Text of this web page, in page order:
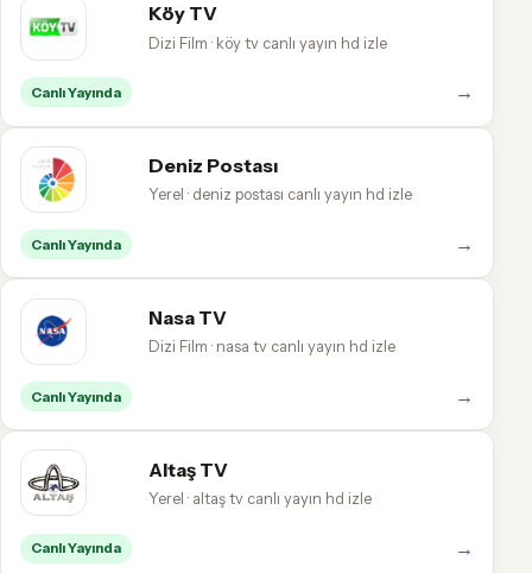
Köy TV
Dizi Film · köy tv canlı yayın hd izle
Canlı Yayında →
Deniz Postası
Yerel · deniz postası canlı yayın hd izle
Canlı Yayında →
Nasa TV
Dizi Film · nasa tv canlı yayın hd izle
Canlı Yayında →
Altaş TV
Yerel · altaş tv canlı yayın hd izle
Canlı Yayında →